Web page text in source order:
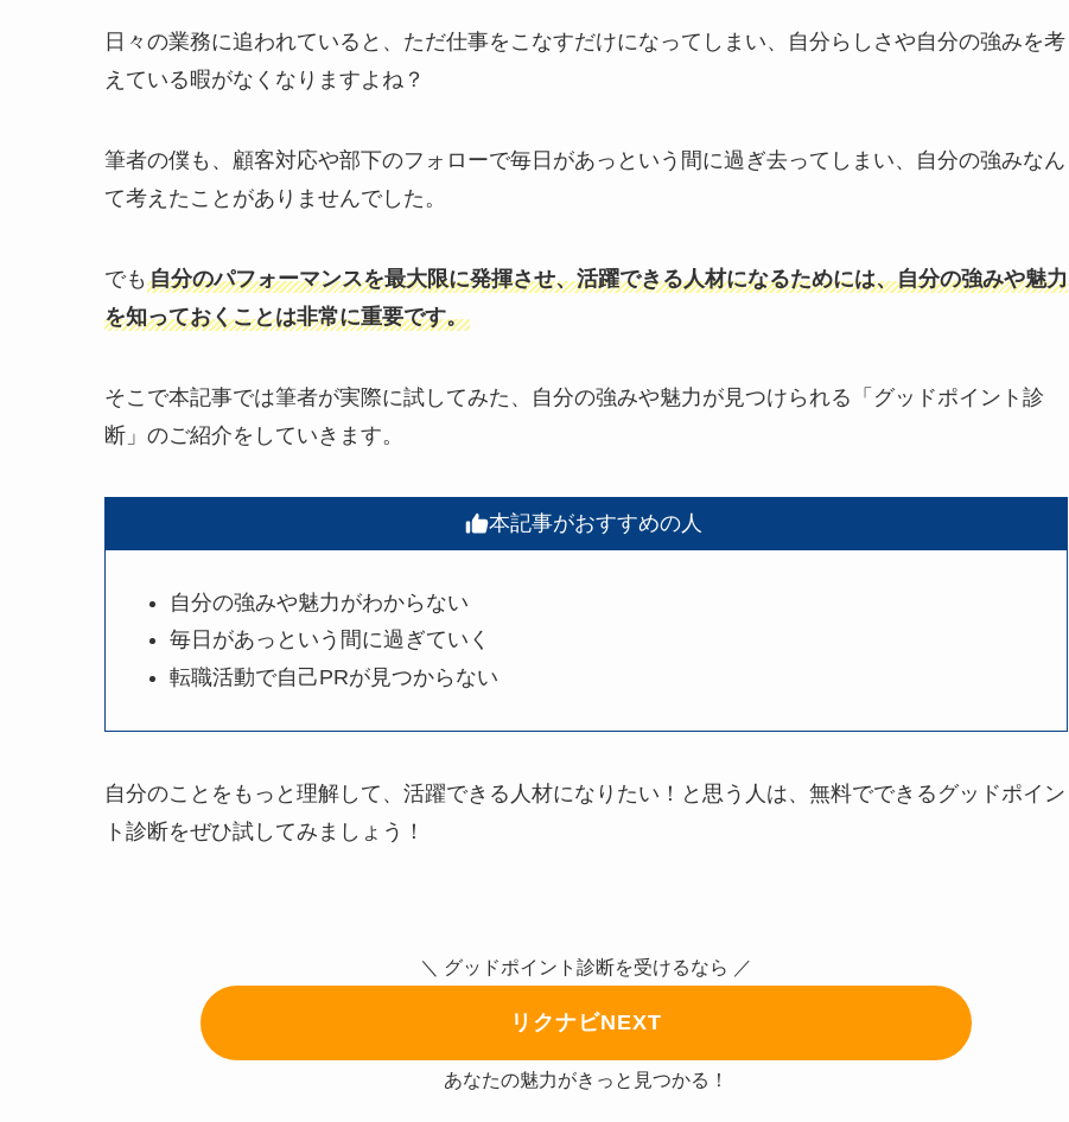
日々の業務に追われていると、ただ仕事をこなすだけになってしまい、自分らしさや自分の強みを考
えている暇がなくなりますよね？
筆者の僕も、顧客対応や部下のフォローで毎日があっという間に過ぎ去ってしまい、自分の強みなん
て考えたことがありませんでした。
でも 自分のパフォーマンスを最大限に発揮させ、活躍できる人材になるためには、自分の強みや魅力
を知っておくことは非常に重要です。
そこで本記事では筆者が実際に試してみた、自分の強みや魅力が見つけられる「グッドポイント診
断」のご紹介をしていきます。
本記事がおすすめの人
自分の強みや魅力がわからない
毎日があっという間に過ぎていく
転職活動で自己PRが見つからない
自分のことをもっと理解して、活躍できる人材になりたい！と思う人は、無料でできるグッドポイン
ト診断をぜひ試してみましょう！
＼ グッドポイント診断を受けるなら ／
リクナビNEXT
あなたの魅力がきっと見つかる！